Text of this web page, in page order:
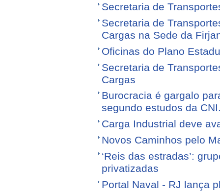
Secretaria de
Secretaria de
Cargas na Sede da
Oficinas do Plano
Secretaria de
Cargas
Burocracia é gargalo
segundo estudos da
Carga Industrial deve
Novos Caminhos pelo
‘Reis das estradas’:
privatizadas
Portal Naval - RJ lança